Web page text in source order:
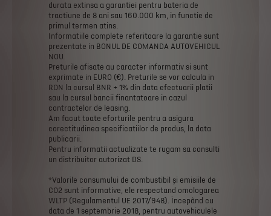
durata extinsa a garantiei pentru bateria de
tractiune de 8 ani sau 160.000 km, in functie de
primul termen atins.
Informatiile complete referitoare la garantie sunt
prezentate in BONUL DE COMANDA AUTOVEHICUL
NOU.
Preturile afisate au caracter informativ si sunt
exprimate in EURO (€). Preturile se vor calcula in
RON
la cursul BNR + 1% din data efectuarii platii
sau la cursul bancii finantatoare in cazul
contractelor de leasing.
Am facut toate eforturile pentru a asigura
corectitudinea specificatiilor de produs, la data
publicarii.
Pentru informatii actualizate te rugam sa consulti
un distribuitor autorizat DS.
*Valorile consumului de combustibil și emisiile de
CO2 sunt informative, ele respectand omologarea
WLTP (Regulamentul UE 2017/948). Începând cu
data de 1 septembrie 2018, pentru autovehiculele